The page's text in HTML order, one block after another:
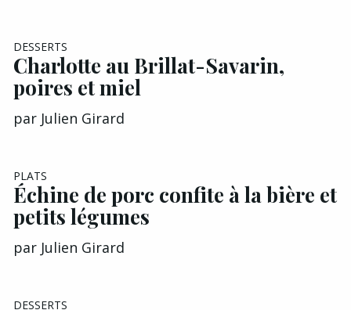
DESSERTS
Charlotte au Brillat-Savarin,
poires et miel
par Julien Girard
PLATS
Échine de porc confite à la bière et
petits légumes
par Julien Girard
DESSERTS